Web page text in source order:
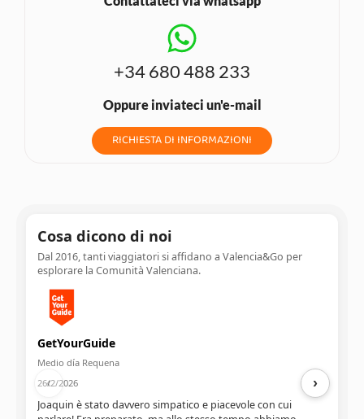
+34 680 488 233
Oppure inviateci un'e-mail
RICHIESTA DI INFORMAZIONI